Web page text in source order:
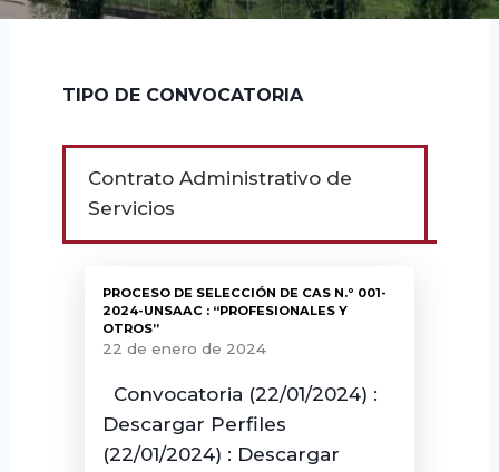
TIPO DE CONVOCATORIA
Contrato Administrativo de
Servicios
PROCESO DE SELECCIÓN DE CAS N.º 001-
2024-UNSAAC : “PROFESIONALES Y
OTROS”
22 de enero de 2024
Convocatoria (22/01/2024) :
Descargar Perfiles
(22/01/2024) : Descargar